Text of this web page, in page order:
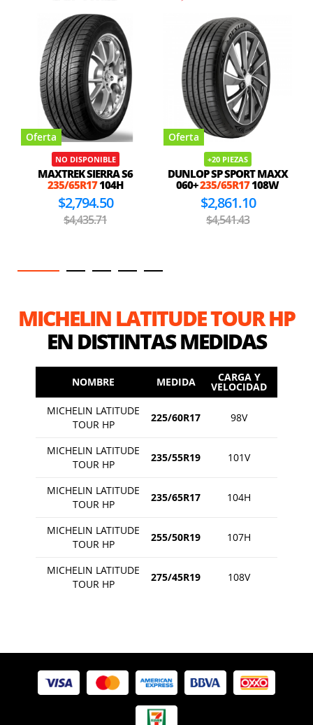
Oferta
NO DISPONIBLE
MAXTREK SIERRA S6
235/65R17104H
$2,794.50
$4,435.71
Oferta
+20 PIEZAS
DUNLOP SP SPORT MAXX
060+235/65R17108W
$2,861.10
$4,541.43
MICHELIN LATITUDE TOUR HP
EN DISTINTAS MEDIDAS
NOMBRE MEDIDA CARGA Y
VELOCIDAD
MICHELIN LATITUDE
TOUR HP
225/60R17 98V
MICHELIN LATITUDE
TOUR HP
235/55R19 101V
MICHELIN LATITUDE
TOUR HP
235/65R17 104H
MICHELIN LATITUDE
TOUR HP
255/50R19 107H
MICHELIN LATITUDE
TOUR HP
275/45R19 108V